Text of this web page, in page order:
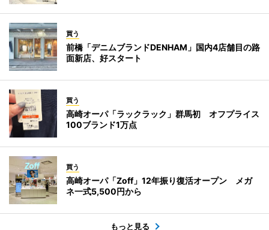
買う
前橋「デニムブランドDENHAM」国内4店舗目の路
面新店、好スタート
買う
高崎オーパ「ラックラック」群馬初 オフプライス
100ブランド1万点
買う
高崎オーパ「Zoff」12年振り復活オープン メガ
ネ一式5,500円から
もっと見る